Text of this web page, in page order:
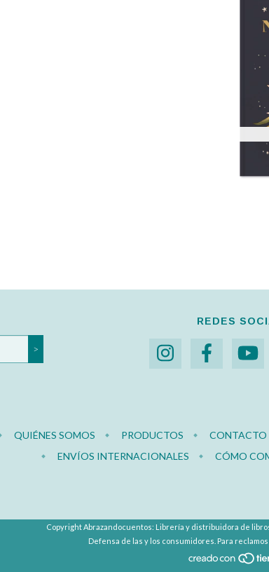
REDES
QUIÉNES SOMOS PRODUCTOS CONTACTO
ENVÍOS INTERNACIONALES
CÓMO
Copyright Abrazandocuentos: Librería y distribuidora de
Defensa de las y los consumidores. Para reclamos